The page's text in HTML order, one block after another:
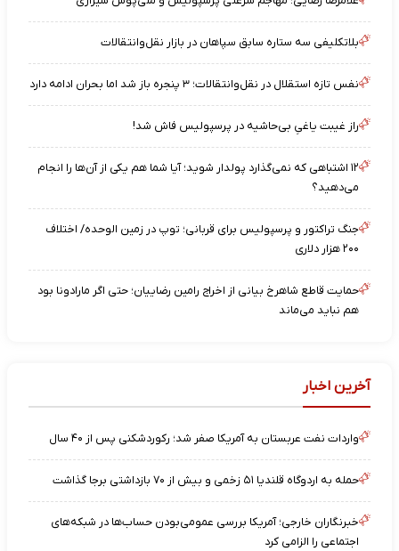
بلاتکلیفی سه ستاره سابق سپاهان در بازار نقل‌وانتقالات
نفس تازه استقلال در نقل‌وانتقالات؛ ۳ پنجره باز شد اما بحران ادامه دارد
راز غیبت یاغیِ بی‌حاشیه در پرسپولیس فاش شد!
۱۲ اشتباهی که نمی‌گذارد پولدار شوید؛ آیا شما هم یکی از آن‌ها را انجام
می‌دهید؟
جنگ تراکتور و پرسپولیس برای قربانی؛ توپ در زمین الوحده/ اختلاف
۲۰۰ هزار دلاری
حمایت قاطع شاهرخ بیانی از اخراج رامین رضاییان؛ حتی اگر مارادونا بود
هم نباید می‌ماند
آخرین اخبار
واردات نفت عربستان به آمریکا صفر شد؛ رکوردشکنی پس از ۴۰ سال
حمله به اردوگاه قلندیا ۵۱ زخمی و بیش از ۷۰ بازداشتی برجا گذاشت
خبرنگاران خارجی؛ آمریکا بررسی عمومی‌بودن حساب‌ها در شبکه‌های
اجتماعی را الزامی کرد